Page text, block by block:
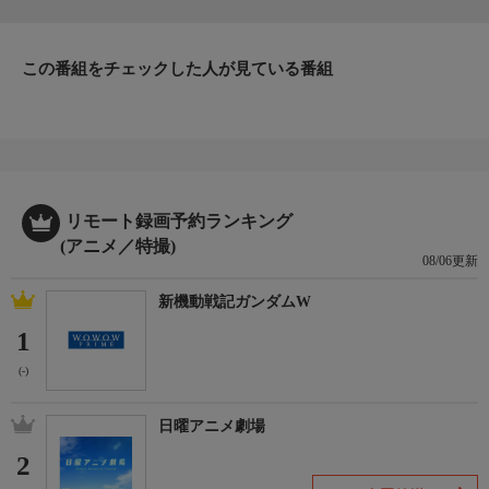
この番組をチェックした人が見ている番組
リモート録画予約ランキング
(アニメ／特撮)
08/06更新
1
(-)
新機動戦記ガンダムW
2
日曜アニメ劇場